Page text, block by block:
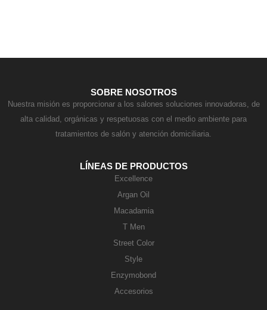
SOBRE NOSOTROS
Nuestra misión es proporcionar a los salones soluciones innovadoras, de
alta calidad, orgánicas y respetuosas con el medio ambiente para
tratamientos de salón y atención domiciliaria.
LÍNEAS DE PRODUCTOS
Excellence
Argan Oil
Macadamia
T Men
Street Color
Style
Enzymobond
Accesorios